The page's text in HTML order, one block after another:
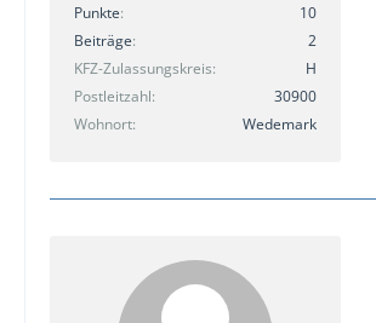
Punkte
10
Beiträge
2
KFZ-Zulassungskreis
H
Postleitzahl
30900
Wohnort
Wedemark